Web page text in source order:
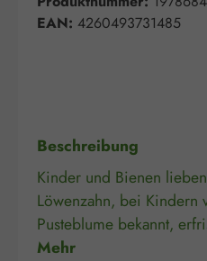
EAN: 4260493731485
Beschreibung
Kinder und Bienen
Löwenzahn, bei Kindern
Pusteblume bekannt,
Mehr